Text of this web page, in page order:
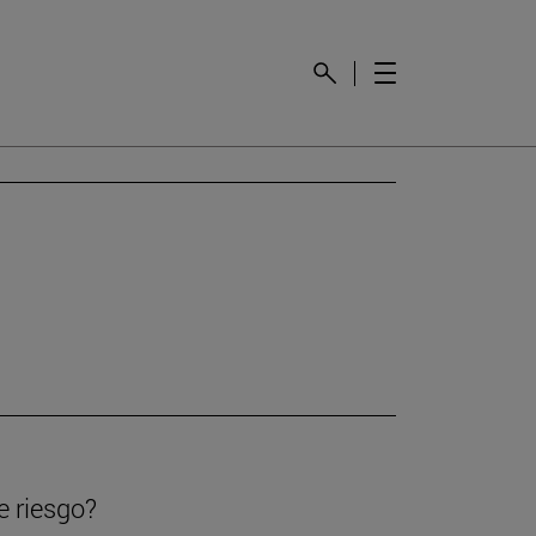
riesgo?